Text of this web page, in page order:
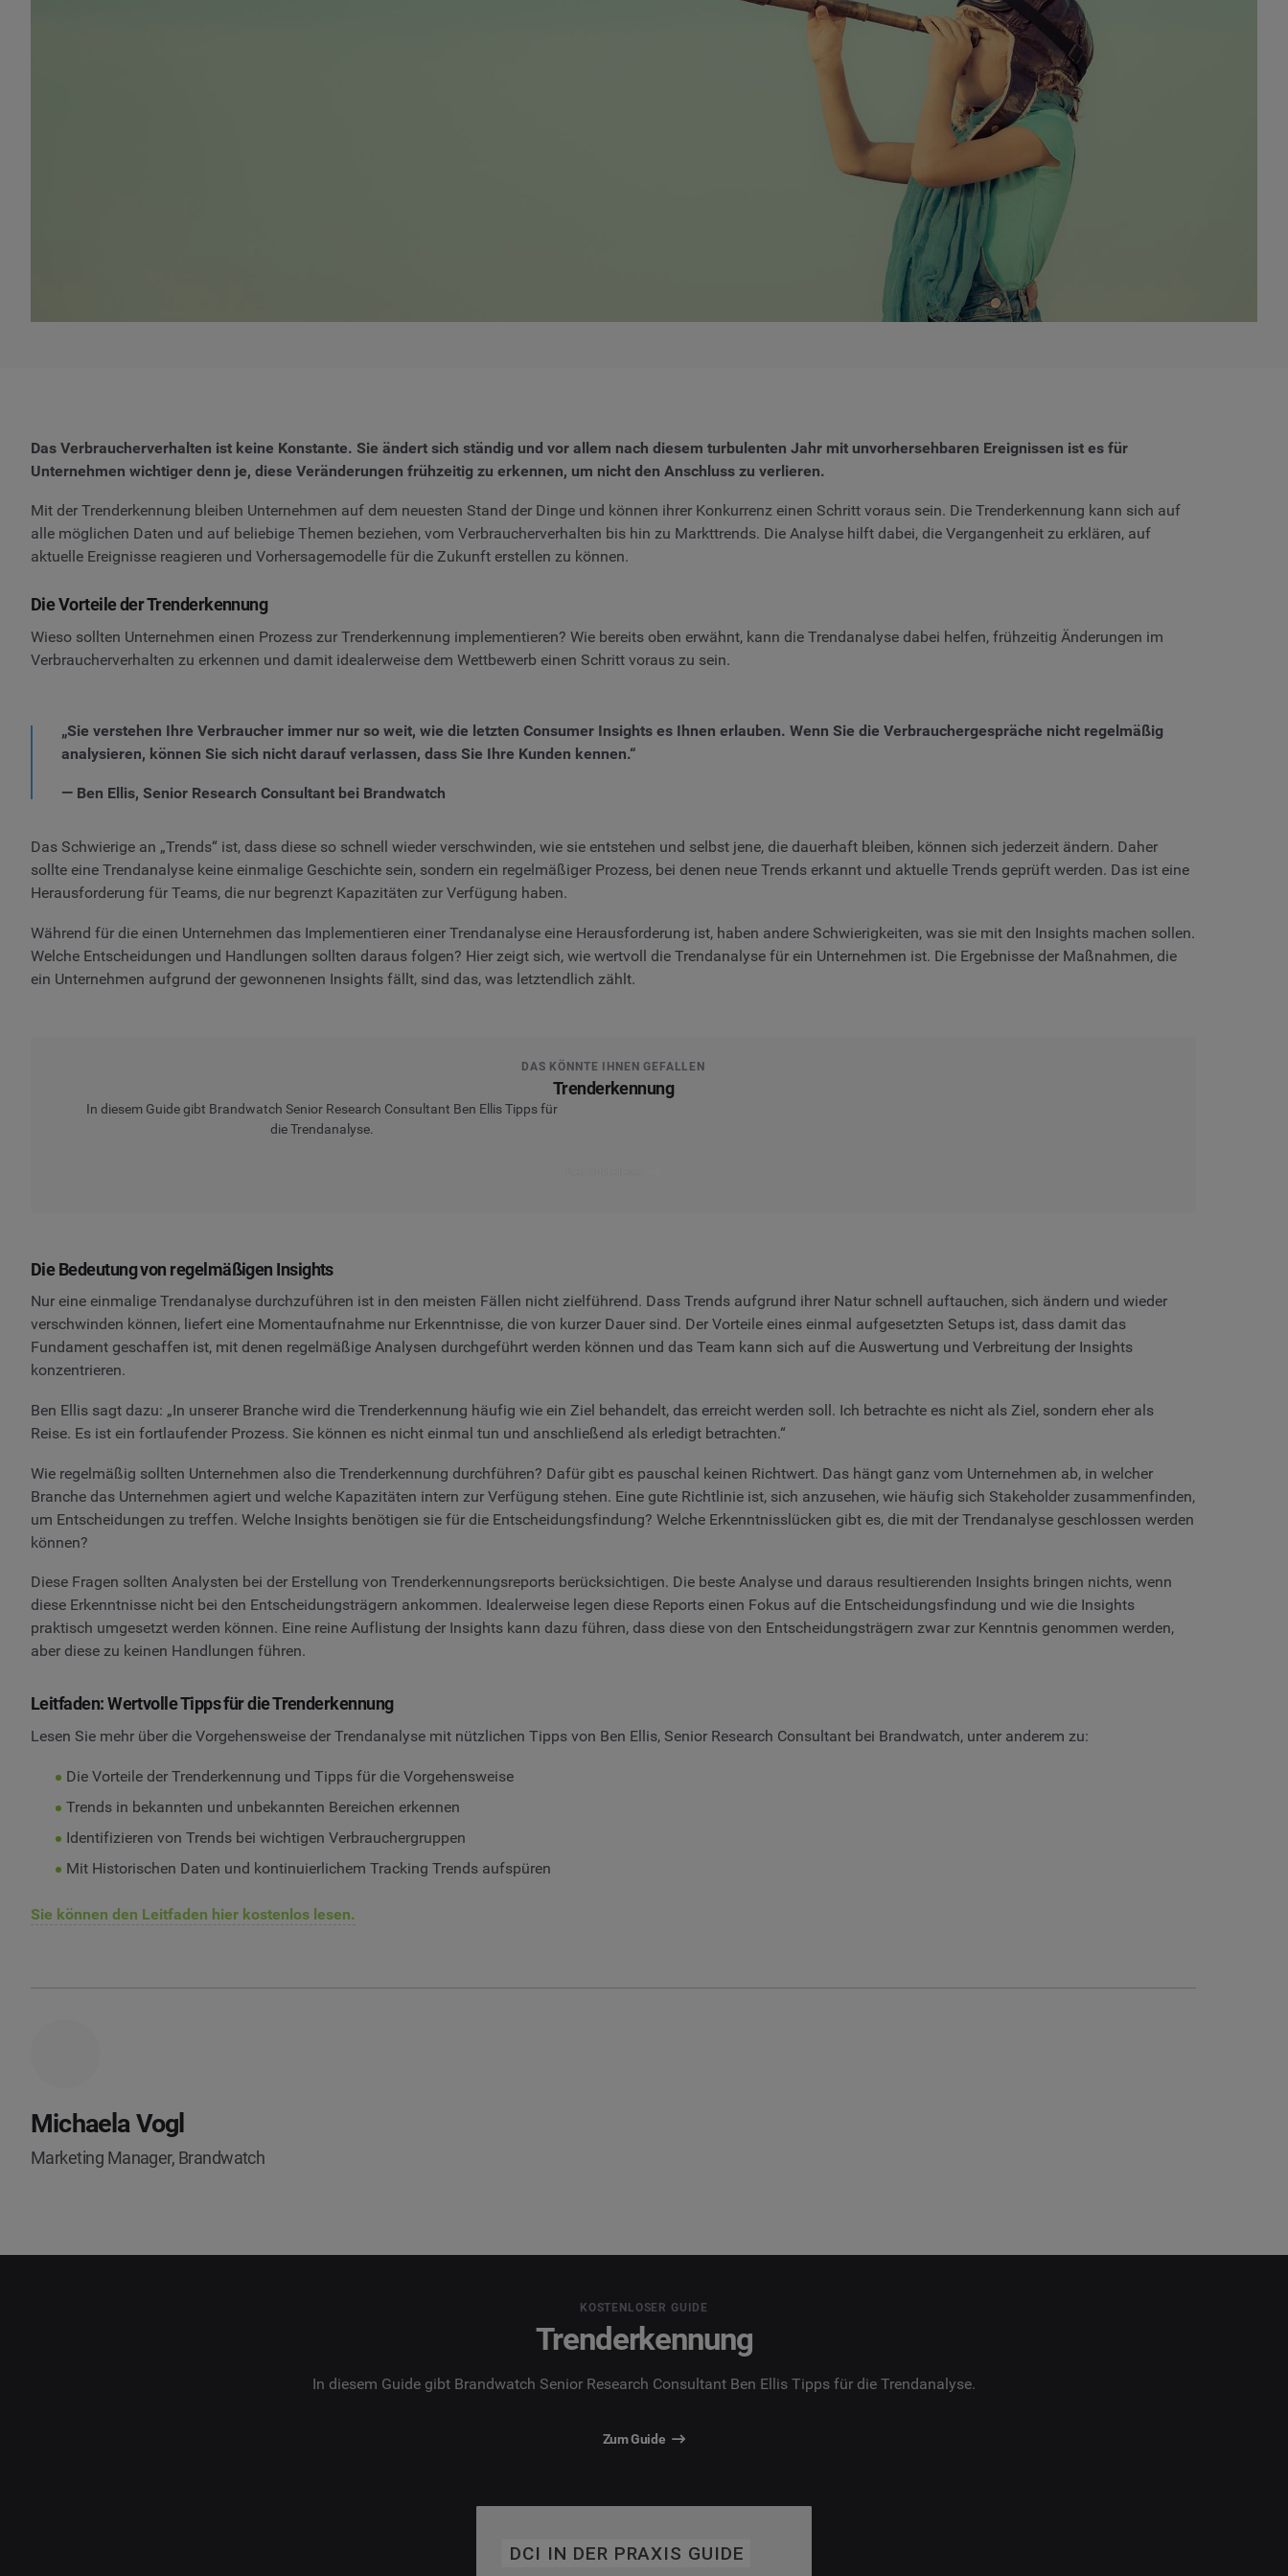
Das Verbraucherverhalten ist keine Konstante. Sie ändert sich ständig und vor allem nach diesem turbulenten Jahr mit unvorhersehbaren Ereignissen ist es für
Unternehmen wichtiger denn je, diese Veränderungen frühzeitig zu erkennen, um nicht den Anschluss zu verlieren.
Mit der Trenderkennung bleiben Unternehmen auf dem neuesten Stand der Dinge und können ihrer Konkurrenz einen Schritt voraus sein. Die Trenderkennung kann sich auf
alle möglichen Daten und auf beliebige Themen beziehen, vom Verbraucherverhalten bis hin zu Markttrends. Die Analyse hilft dabei, die Vergangenheit zu erklären, auf
aktuelle Ereignisse reagieren und Vorhersagemodelle für die Zukunft erstellen zu können.
Die Vorteile der Trenderkennung
Wieso sollten Unternehmen einen Prozess zur Trenderkennung implementieren? Wie bereits oben erwähnt, kann die Trendanalyse dabei helfen, frühzeitig Änderungen im
Verbraucherverhalten zu erkennen und damit idealerweise dem Wettbewerb einen Schritt voraus zu sein.
„Sie verstehen Ihre Verbraucher immer nur so weit, wie die letzten Consumer Insights es Ihnen erlauben. Wenn Sie die Verbrauchergespräche nicht regelmäßig
analysieren, können Sie sich nicht darauf verlassen, dass Sie Ihre Kunden kennen.“
— Ben Ellis, Senior Research Consultant bei Brandwatch
Das Schwierige an „Trends“ ist, dass diese so schnell wieder verschwinden, wie sie entstehen und selbst jene, die dauerhaft bleiben, können sich jederzeit ändern. Daher
sollte eine Trendanalyse keine einmalige Geschichte sein, sondern ein regelmäßiger Prozess, bei denen neue Trends erkannt und aktuelle Trends geprüft werden. Das ist eine
Herausforderung für Teams, die nur begrenzt Kapazitäten zur Verfügung haben.
Während für die einen Unternehmen das Implementieren einer Trendanalyse eine Herausforderung ist, haben andere Schwierigkeiten, was sie mit den Insights machen sollen.
Welche Entscheidungen und Handlungen sollten daraus folgen? Hier zeigt sich, wie wertvoll die Trendanalyse für ein Unternehmen ist. Die Ergebnisse der Maßnahmen, die
ein Unternehmen aufgrund der gewonnenen Insights fällt, sind das, was letztendlich zählt.
DAS KÖNNTE IHNEN GEFALLEN
Trenderkennung
In diesem Guide gibt Brandwatch Senior Research Consultant Ben Ellis Tipps für
die Trendanalyse.
Die Bedeutung von regelmäßigen Insights
Nur eine einmalige Trendanalyse durchzuführen ist in den meisten Fällen nicht zielführend. Dass Trends aufgrund ihrer Natur schnell auftauchen, sich ändern und wieder
verschwinden können, liefert eine Momentaufnahme nur Erkenntnisse, die von kurzer Dauer sind. Der Vorteile eines einmal aufgesetzten Setups ist, dass damit das
Fundament geschaffen ist, mit denen regelmäßige Analysen durchgeführt werden können und das Team kann sich auf die Auswertung und Verbreitung der Insights
konzentrieren.
Ben Ellis sagt dazu: „In unserer Branche wird die Trenderkennung häufig wie ein Ziel behandelt, das erreicht werden soll. Ich betrachte es nicht als Ziel, sondern eher als
Reise. Es ist ein fortlaufender Prozess. Sie können es nicht einmal tun und anschließend als erledigt betrachten.“
Wie regelmäßig sollten Unternehmen also die Trenderkennung durchführen? Dafür gibt es pauschal keinen Richtwert. Das hängt ganz vom Unternehmen ab, in welcher
Branche das Unternehmen agiert und welche Kapazitäten intern zur Verfügung stehen. Eine gute Richtlinie ist, sich anzusehen, wie häufig sich Stakeholder zusammenfinden,
um Entscheidungen zu treffen. Welche Insights benötigen sie für die Entscheidungsfindung? Welche Erkenntnisslücken gibt es, die mit der Trendanalyse geschlossen werden
können?
Diese Fragen sollten Analysten bei der Erstellung von Trenderkennungsreports berücksichtigen. Die beste Analyse und daraus resultierenden Insights bringen nichts, wenn
diese Erkenntnisse nicht bei den Entscheidungsträgern ankommen. Idealerweise legen diese Reports einen Fokus auf die Entscheidungsfindung und wie die Insights
praktisch umgesetzt werden können. Eine reine Auflistung der Insights kann dazu führen, dass diese von den Entscheidungsträgern zwar zur Kenntnis genommen werden,
aber diese zu keinen Handlungen führen.
Leitfaden: Wertvolle Tipps für die Trenderkennung
Lesen Sie mehr über die Vorgehensweise der Trendanalyse mit nützlichen Tipps von Ben Ellis, Senior Research Consultant bei Brandwatch, unter anderem zu:
Die Vorteile der Trenderkennung und Tipps für die Vorgehensweise
Trends in bekannten und unbekannten Bereichen erkennen
Identifizieren von Trends bei wichtigen Verbrauchergruppen
Mit Historischen Daten und kontinuierlichem Tracking Trends aufspüren
Sie können den Leitfaden hier kostenlos lesen.
Michaela Vogl
Marketing Manager, Brandwatch
KOSTENLOSER GUIDE
Trenderkennung
In diesem Guide gibt Brandwatch Senior Research Consultant Ben Ellis Tipps für die Trendanalyse.
Zum Guide